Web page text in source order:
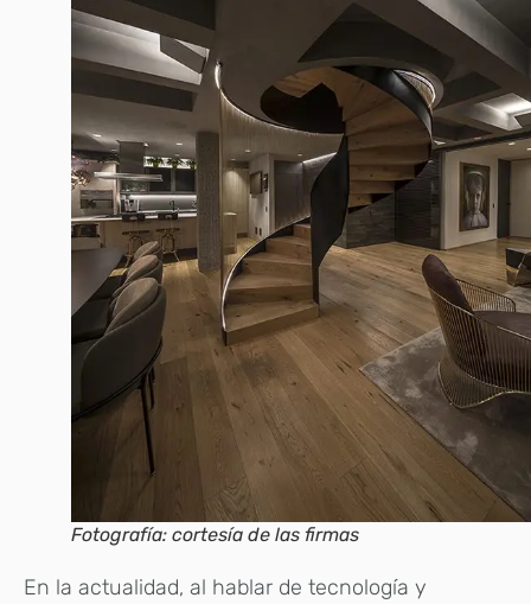
Fotografía: cortesía de las firmas
En la actualidad, al hablar de tecnología y